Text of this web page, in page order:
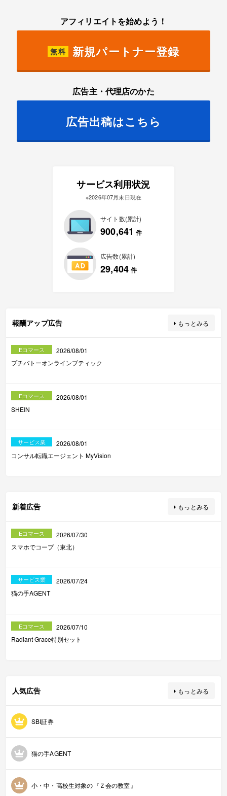
アフィリエイトを始めよう！
無料 新規パートナー登録
広告主・代理店のかた
広告出稿はこちら
サービス利用状況
※2026年07月末日現在
サイト数(累計)
900,641 件
広告数(累計)
29,404 件
報酬アップ広告 もっとみる
Eコマース
2026/08/01
プチバトーオンラインブティック
Eコマース
2026/08/01
SHEIN
サービス業
2026/08/01
コンサル転職エージェント MyVision
新着広告 もっとみる
Eコマース
2026/07/30
スマホでコープ（東北）
サービス業
2026/07/24
猫の手AGENT
Eコマース
2026/07/10
Radiant Grace特別セット
人気広告 もっとみる
SBI証券
猫の手AGENT
小・中・高校生対象の『Ｚ会の教室』